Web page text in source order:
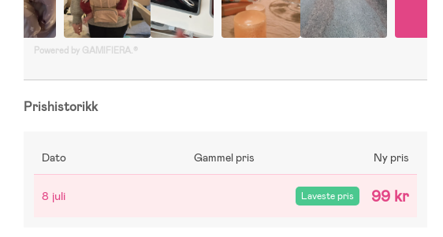
Powered by GAMIFIERA.®
Prishistorikk
Dato Gammel pris Ny pris
8 juli Laveste pris 99 kr